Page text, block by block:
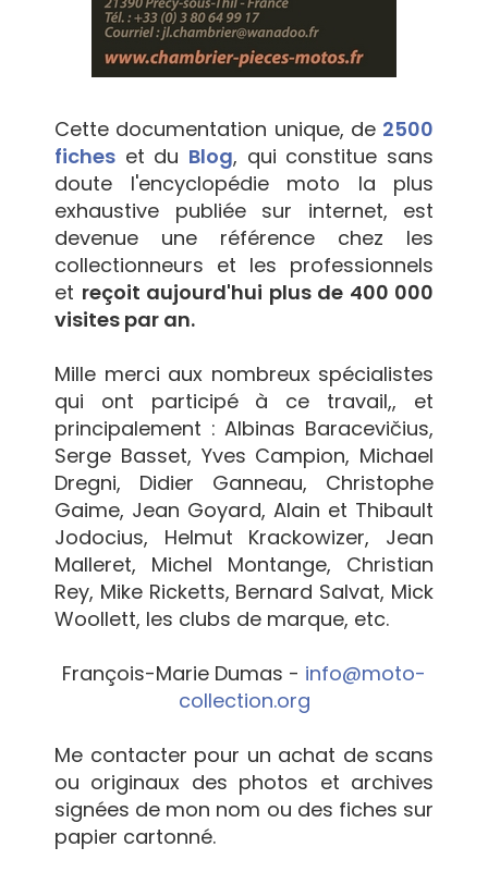
Cette documentation unique, de 2500
fiches et du Blog, qui constitue sans
doute l'encyclopédie moto la plus
exhaustive publiée sur internet, est
devenue une référence chez les
collectionneurs et les professionnels
et reçoit aujourd'hui plus de 400 000
visites par an.
Mille merci aux nombreux spécialistes
qui ont participé à ce travail,, et
principalement : Albinas Baracevičius,
Serge Basset, Yves Campion, Michael
Dregni, Didier Ganneau, Christophe
Gaime, Jean Goyard, Alain et Thibault
Jodocius, Helmut Krackowizer, Jean
Malleret, Michel Montange, Christian
Rey, Mike Ricketts, Bernard Salvat, Mick
Woollett, les clubs de marque, etc.
François-Marie Dumas - info@moto-
collection.org
Me contacter pour un achat de scans
ou originaux des photos et archives
signées de mon nom ou des fiches sur
papier cartonné.